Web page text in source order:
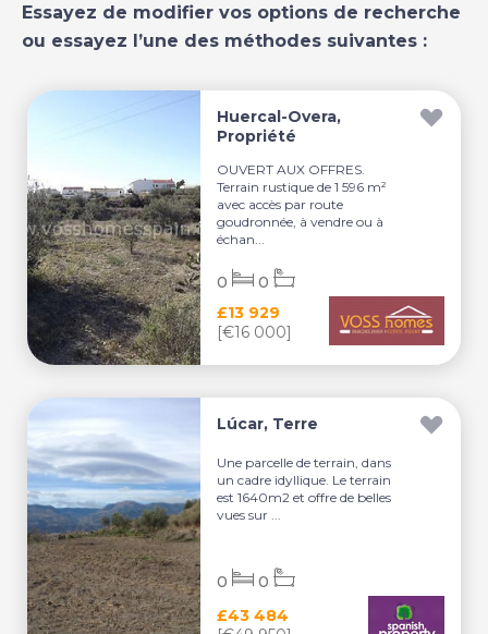
Essayez de modifier vos options de recherche
ou essayez l’une des méthodes suivantes :
Huercal-Overa,
Propriété
OUVERT AUX OFFRES.
Terrain rustique de 1 596 m²
avec accès par route
goudronnée, à vendre ou à
échan...
£13 929
[€16 000]
0 0
Lúcar, Terre
Une parcelle de terrain, dans
un cadre idyllique. Le terrain
est 1640m2 et offre de belles
vues sur ...
£43 484
0 0